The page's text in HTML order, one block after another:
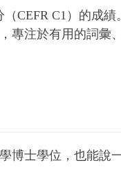
CEFR C1）的成
注於有用的詞彙
博士學位，也能說